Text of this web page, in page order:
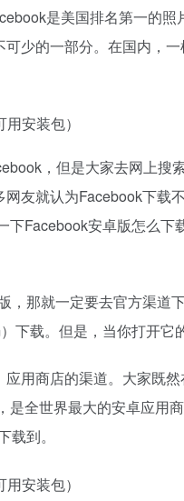
是美国排名第一的
少的一部分。在国内，
，但是大家去网上搜
友就认为Facebook下
下Facebook安卓版怎么
，那就一定要去官方渠
下载。但是，当你打开它
用商店的渠道。大家既
全世界最大的安卓应用
到。